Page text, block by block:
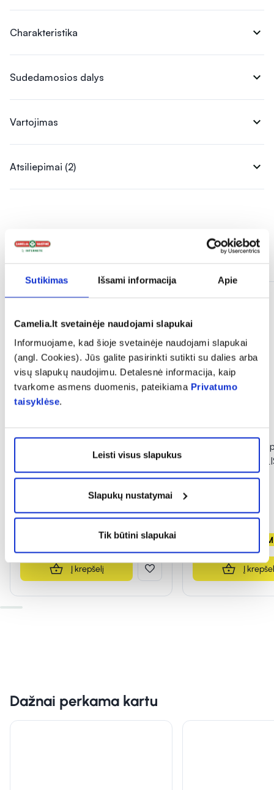
Sutikimas Išsami informacija Apie
Camelia.lt svetainėje naudojami slapukai
Informuojame, kad šioje svetainėje naudojami slapukai
(angl. Cookies). Jūs galite pasirinkti sutikti su dalies arba
visų slapukų naudojimu. Detalesnė informacija, kaip
tvarkome asmens duomenis, pateikiama Privatumo
taisyklėse.
Leisti visus slapukus
Slapukų nustatymai
Tik būtini slapukai
Charakteristika expand_more
Sudedamosios dalys expand_more
Vartojimas expand_more
Atsiliepimai (2) expand_more
LIVERTOP, 30 kaps.
Įvertinimas 5.0 iš 5
8,49 €
Antra prekė - NEMOKAMAI!
Į krepšelį
VIVAVIT maisto
AKTYVINTA
0,89 €
Antra prekė -
Į
Dažnai perkama kartu